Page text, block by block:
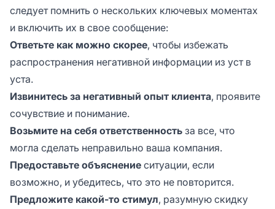
следует помнить о нескольких ключевых моментах
и включить их в свое сообщение:
Ответьте как можно скорее, чтобы избежать
распространения негативной информации из уст в
уста.
Извинитесь за негативный опыт клиента, проявите
сочувствие и понимание.
Возьмите на себя ответственность за все, что
могла сделать неправильно ваша компания.
Предоставьте объяснение ситуации, если
возможно, и убедитесь, что это не повторится.
Предложите какой-то стимул, разумную скидку